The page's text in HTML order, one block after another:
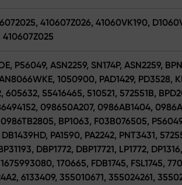
410607Z026, 41060VK190,
410607Z025
P56049, ASN2259, SN174P, ASN2259,
1050900, PAD1429, PD3528,
605632, 55416465, 510521, 572551B,
098650A207, 0986AB1404,
BP1063, F03B076505,
PA1590, PA2242, PNT3431,
DBP1772, DBP17721, LP1772,
170665, FDB1745, FSL1745,
6133409, 355010671, 355024261,